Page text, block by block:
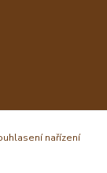
nařízení